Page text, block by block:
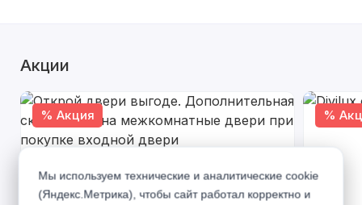
Акции
% Акция %
Мы используем технические и аналитические cookie
(Яндекс.Метрика), чтобы сайт работал корректно и